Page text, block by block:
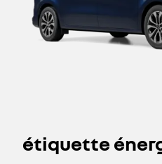
étiquette